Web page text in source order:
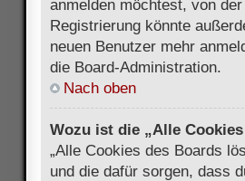
anmelden möchtest, von
Registrierung könnte
neuen Benutzer mehr
die Board-Administration.
Nach oben
Wozu ist die „Alle
„Alle Cookies des Boards
und die dafür sorgen, dass